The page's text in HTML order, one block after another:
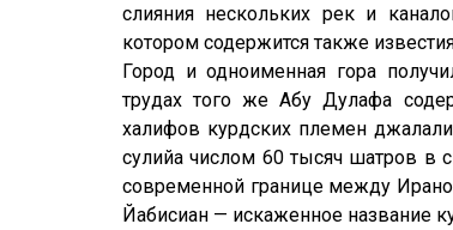
слияния нескольких рек и
котором содержится также
Город и одноименная гора
трудах того же Абу Дулафа
халифов курдских племен
сулийа числом 60 тысяч шатров в
современной границе между
Йабисиан — искаженное название